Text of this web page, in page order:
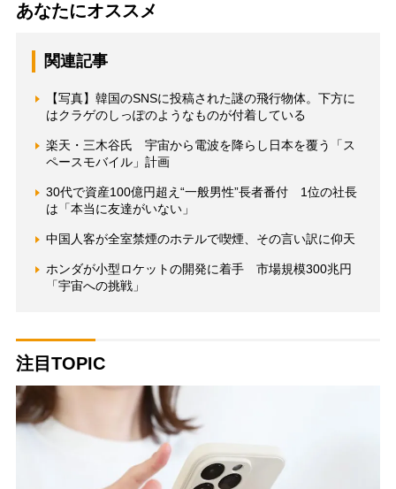
あなたにオススメ
関連記事
【写真】韓国のSNSに投稿された謎の飛行物体。下方に
はクラゲのしっぽのようなものが付着している
楽天・三木谷氏 宇宙から電波を降らし日本を覆う「ス
ペースモバイル」計画
30代で資産100億円超え“一般男性”長者番付 1位の社長
は「本当に友達がいない」
中国人客が全室禁煙のホテルで喫煙、その言い訳に仰天
ホンダが小型ロケットの開発に着手 市場規模300兆円
「宇宙への挑戦」
注目TOPIC